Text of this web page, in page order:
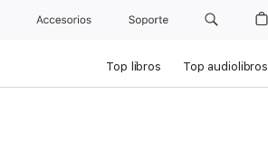
Accesorios Soporte
Top libros Top audiolibros